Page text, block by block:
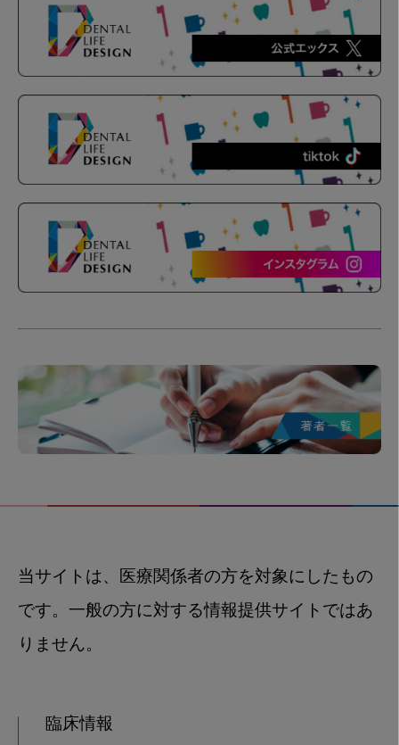
当サイトは、医療関係者の方を対象にしたもの
です。一般の方に対する情報提供サイトではあ
りません。
臨床情報